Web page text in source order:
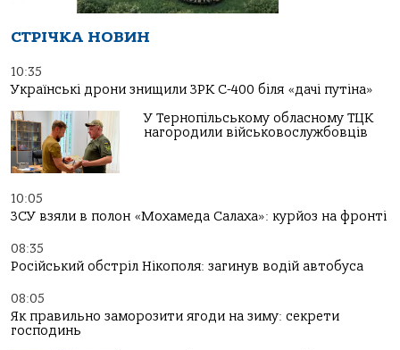
СТРІЧКА НОВИН
10:35
Українські дрони знищили ЗРК С-400 біля «дачі путіна»
У Тернопільському обласному ТЦК
нагородили військовослужбовців
10:05
ЗСУ взяли в полон «Мохамеда Салаха»: курйоз на фронті
08:35
Російський обстріл Нікополя: загинув водій автобуса
08:05
Як правильно заморозити ягоди на зиму: секрети
господинь